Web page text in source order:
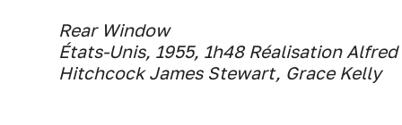
Rear Window
États-Unis, 1955, 1h48Réalisation Alfred
HitchcockJames Stewart, Grace Kelly